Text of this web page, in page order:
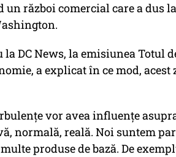
un război comercial care a dus
DC News, la emisiunea Totul
a explicat în ce mod,
vor avea influențe
normală, reală. Noi suntem
produse de bază. De